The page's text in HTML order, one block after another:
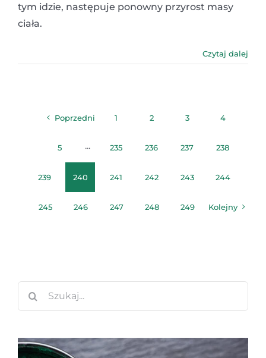
tym idzie, następuje ponowny przyrost masy
ciała.
Czytaj dalej
Poprzedni 1 2 3 4
5 ··· 235 236 237 238
239 240 241 242 243 244
245 246 247 248 249 Kolejny